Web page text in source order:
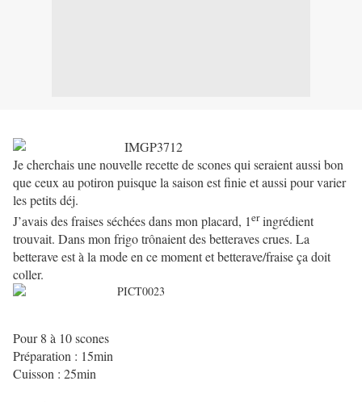
Je cherchais une nouvelle recette de scones qui seraient aussi bon
que ceux au potiron puisque la saison est finie et aussi pour varier
les petits déj.
J’avais des fraises séchées dans mon placard, 1eringrédient
trouvait. Dans mon frigo trônaient des betteraves crues. La
betterave est à la mode en ce moment et betterave/fraise ça doit
coller.
Pour 8 à 10 scones
Préparation : 15min
Cuisson : 25min